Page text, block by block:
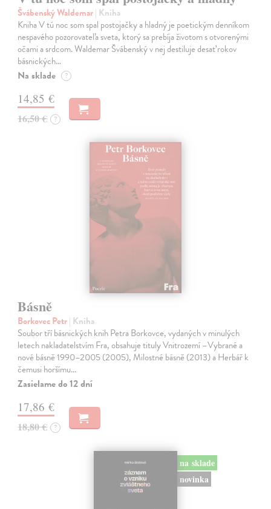
Švábenský Waldemar| Kniha
Kniha V tú noc som spal postojačky a hladný je poetickým denníkom
nespavého pozorovateľa sveta, ktorý sa prebíja životom s otvorenými
očami a srdcom. Waldemar Švábenský v nej destiluje desať rokov
básnických…
Na sklade ?
14,85 €
16,50 € ?
Básně
Borkovec Petr| Kniha
Soubor tří básnických knih Petra Borkovce, vydaných v minulých
letech nakladatelstvím Fra, obsahuje tituly Vnitrozemí –Vybrané a
nové básně 1990–2005 (2005), Milostné básně (2013) a Herbář k
čemusi horšímu…
Zasielame do 12 dní
17,86 €
18,80 € ?
na sklade
novinka